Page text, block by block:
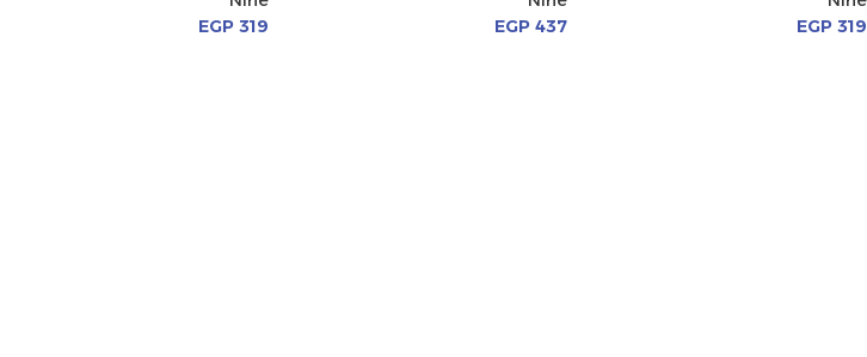
EGP 319
EGP 437
EGP319